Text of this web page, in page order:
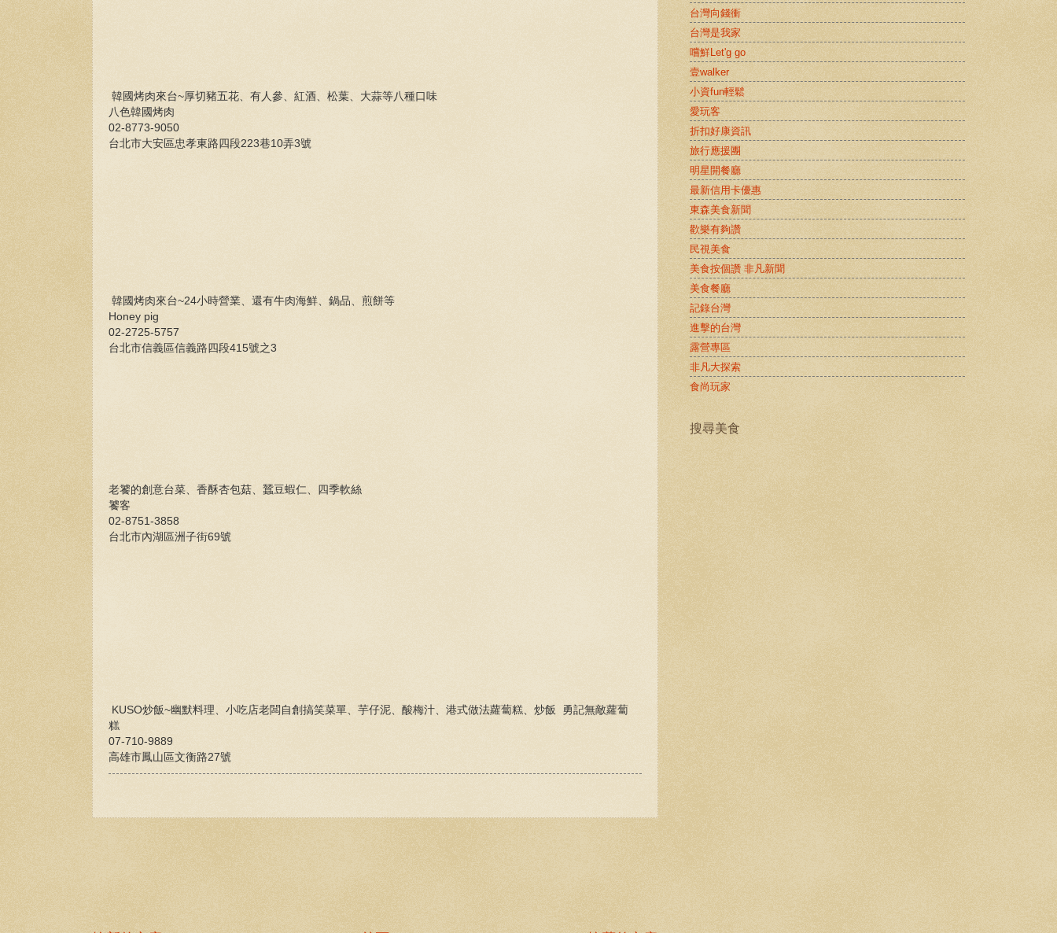
韓國烤肉來台~厚切豬五花、有人參、紅酒、松葉、大蒜等八種口味
八色韓國烤肉
02-8773-9050
台北市大安區忠孝東路四段223巷10弄3號
韓國烤肉來台~24小時營業、還有牛肉海鮮、鍋品、煎餅等
Honey pig
02-2725-5757
台北市信義區信義路四段415號之3
老饕的創意台菜、香酥杏包菇、蠶豆蝦仁、四季軟絲
饕客
02-8751-3858
台北市內湖區洲子街69號
KUSO炒飯~幽默料理、小吃店老闆自創搞笑菜單、芋仔泥、酸梅汁、港式做法蘿蔔糕、炒飯 勇記無敵蘿蔔
糕
07-710-9889
高雄市鳳山區文衡路27號
台灣向錢衝
台灣是我家
嚐鮮Let'g go
壹walker
小資fun輕鬆
愛玩客
折扣好康資訊
旅行應援團
明星開餐廳
最新信用卡優惠
東森美食新聞
歡樂有夠讚
民視美食
美食按個讚 非凡新聞
美食餐廳
記錄台灣
進擊的台灣
露營專區
非凡大探索
食尚玩家
搜尋美食